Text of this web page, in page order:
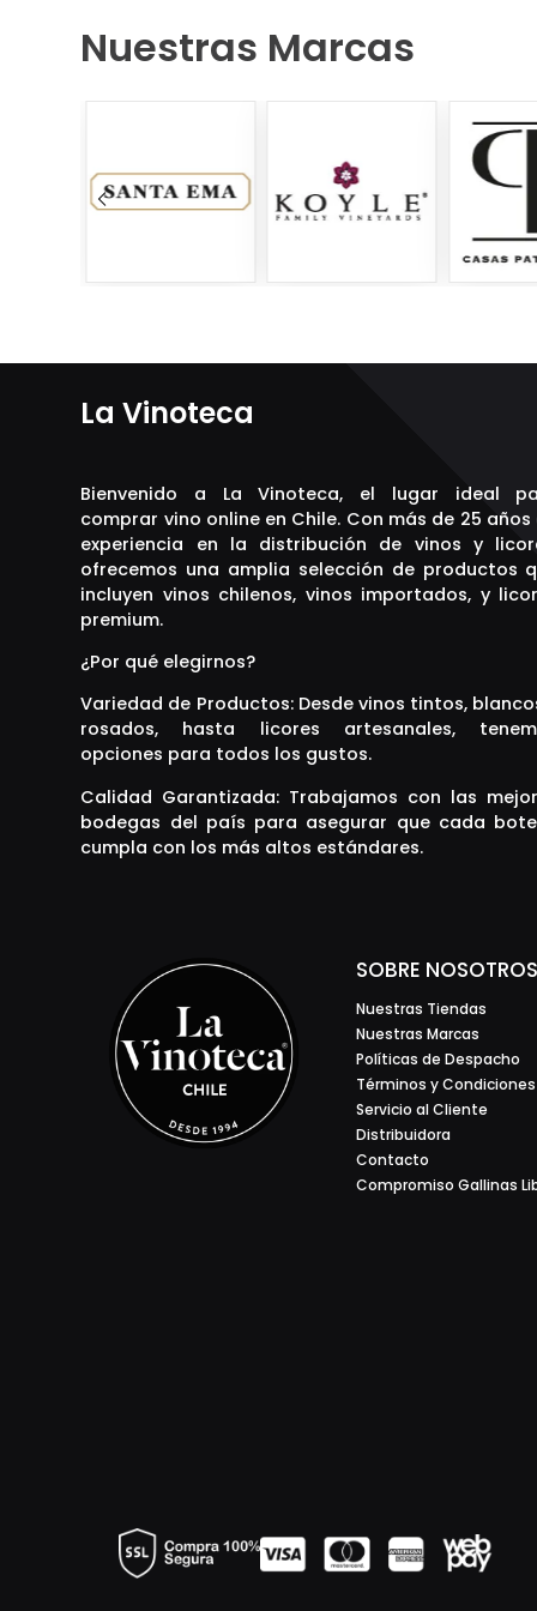
Nuestras Marcas
La Vinoteca
Bienvenido a La Vinoteca, el lugar ideal
comprar vino online en Chile. Con más de 25 años
experiencia en la distribución de vinos y
ofrecemos una amplia selección de productos
incluyen vinos chilenos, vinos importados, y
premium.
¿Por qué elegirnos?
Variedad de Productos: Desde vinos tintos,
rosados, hasta licores artesanales,
opciones para todos los gustos.
Calidad Garantizada: Trabajamos con las
bodegas del país para asegurar que cada
cumpla con los más altos estándares.
SOBRE NOSOTROS
Nuestras Tiendas
Nuestras Marcas
Políticas de Despacho
Términos y Condiciones
Servicio al Cliente
Distribuidora
Contacto
Compromiso Gallinas